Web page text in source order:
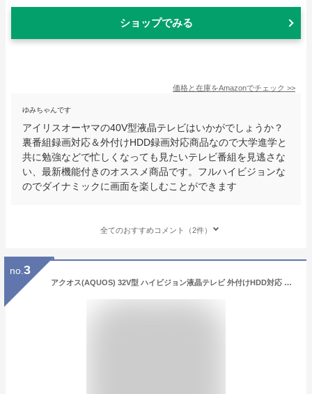
ショップでみる
価格と在庫をAmazonでチェック >>
ゆみちゃんです
アイリスオーヤマの40V型液晶テレビはいかがでしょうか？
裏番組録画対応＆外付けHDD録画対応商品なので大学進学と
共に勉強などで忙しくなっても見たいテレビ番組を見逃さな
い、最新機能付きのオススメ商品です。フルハイビジョンな
のでダイナミックに画面を楽しむことができます
全てのおすすめコメント（2件）
no. 3
アクオス(AQUOS) 32V型 ハイビジョン液晶テレビ 外付けHDD対応 2画面機能(TV+外部入力)搭載 2T-C32AC1 32型 32インチ 外付けハードディスク HDD 録画 TV 低反射パネル シャープ SHARP 【送料無料】